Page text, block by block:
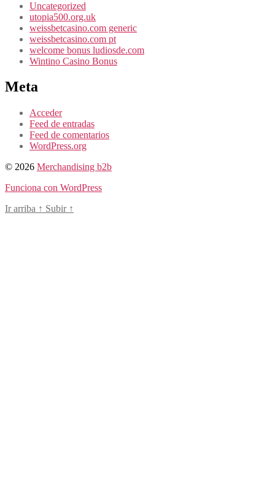
Uncategorized
utopia500.org.uk
weissbetcasino.com generic
weissbetcasino.com pt
welcome bonus ludiosde.com
Wintino Casino Bonus
Meta
Acceder
Feed de entradas
Feed de comentarios
WordPress.org
© 2026 Merchandising b2b
Funciona con WordPress
Ir arriba ↑ Subir ↑